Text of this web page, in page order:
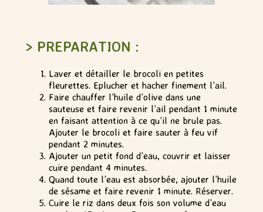
> PREPARATION :
Laver et détailler le brocoli en petites
fleurettes. Eplucher et hacher finement l’ail.
Faire chauffer l’huile d’olive dans une
sauteuse et faire revenir l’ail pendant 1 minute
en faisant attention à ce qu’il ne brule pas.
Ajouter le brocoli et faire sauter à feu vif
pendant 2 minutes.
Ajouter un petit fond d’eau, couvrir et laisser
cuire pendant 4 minutes.
Quand toute l’eau est absorbée, ajouter l’huile
de sésame et faire revenir 1 minute. Réserver.
Cuire le riz dans deux fois son volume d’eau